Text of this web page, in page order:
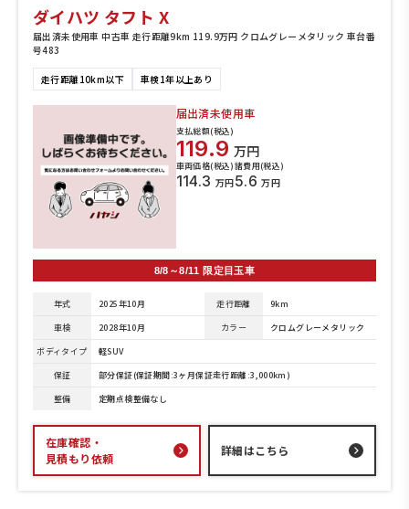
ダイハツ タフト X
届出済未使用車 中古車 走行距離9km 119.9万円 クロムグレーメタリック 車台番
号483
走行距離10km以下 車検1年以上あり
届出済未使用車
支払総額(税込)
119.9 万円
車両価格(税込)
114.3 万円
諸費用(税込)
5.6 万円
8/8～8/11 限定目玉車
年式 2025年10月 走行距離
9km
車検
2028年10月 カラー
クロムグレーメタリック
ボディタイプ
軽SUV
保証
部分保証(保証期間:3ヶ月保証走行距離:3,000km)
整備
定期点検整備なし
在庫確認・
見積もり依頼
詳細はこちら